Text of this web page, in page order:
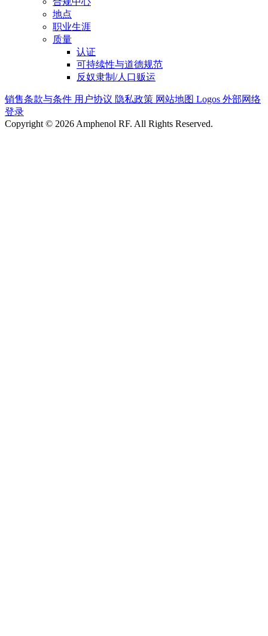
地点
职业生涯
质量
认证
可持续性与道德规范
反奴隶制/人口贩运
销售条款与条件 用户协议 隐私政策 网站地图 Logos 外部网络
登录
Copyright © 2026 Amphenol RF. All Rights Reserved.